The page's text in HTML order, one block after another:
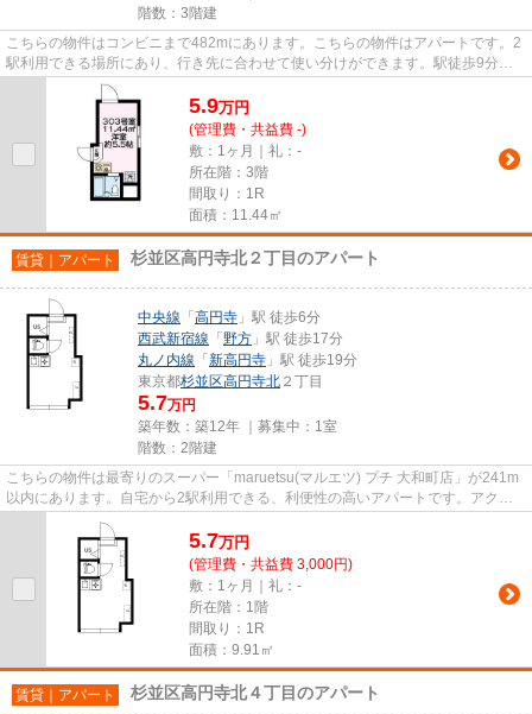
階数：3階建
こちらの物件はコンビニまで482mにあります。こちらの物件はアパートです。2
駅利用できる場所にあり、行き先に合わせて使い分けができます。駅徒歩9分に
駅が立地する物件なので、電車...
5.9万円
(管理費・共益費 -)
敷：1ヶ月｜礼：-
所在階：3階
間取り：1R
面積：11.44㎡
賃貸｜アパート 杉並区高円寺北２丁目のアパート
中央線 「 高円寺 」駅 徒歩6分
西武新宿線 「 野方 」駅 徒歩17分
丸ノ内線 「 新高円寺 」駅 徒歩19分
東京都杉並区高円寺北 ２丁目
5.7万円
築年数：築12年 ｜募集中： 1室
階数：2階建
こちらの物件は最寄りのスーパー「maruetsu(マルエツ) プチ 大和町店」が241m
以内にあります。自宅から2駅利用できる、利便性の高いアパートです。アクセ
スの良い徒歩6分の物件です。...
5.7万円
(管理費・共益費 3,000円)
敷：1ヶ月｜礼：-
所在階：1階
間取り：1R
面積：9.91㎡
賃貸｜アパート 杉並区高円寺北４丁目のアパート